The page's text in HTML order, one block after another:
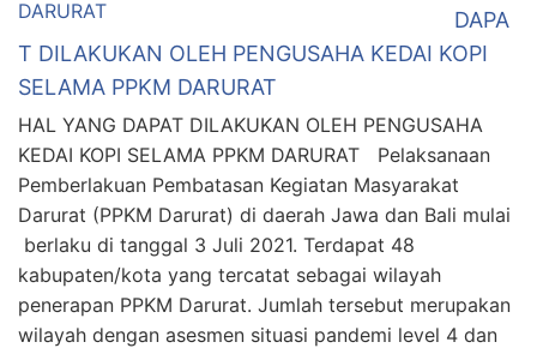
DAPA
T DILAKUKAN OLEH PENGUSAHA KEDAI KOPI
SELAMA PPKM DARURAT
HAL YANG DAPAT DILAKUKAN OLEH PENGUSAHA
KEDAI KOPI SELAMA PPKM DARURAT Pelaksanaan
Pemberlakuan Pembatasan Kegiatan Masyarakat
Darurat (PPKM Darurat) di daerah Jawa dan Bali mulai
berlaku di tanggal 3 Juli 2021. Terdapat 48
kabupaten/kota yang tercatat sebagai wilayah
penerapan PPKM Darurat. Jumlah tersebut merupakan
wilayah dengan asesmen situasi pandemi level 4 dan